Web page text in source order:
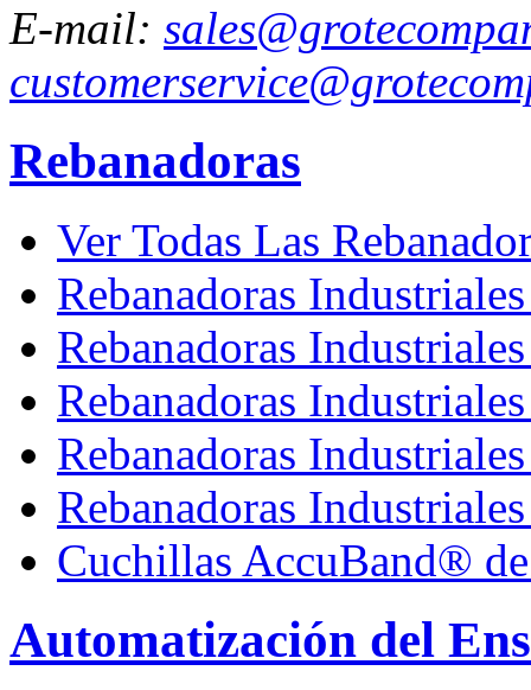
E-mail:
Rebanadoras
Ver Todas Las
Rebanadoras
Rebanadoras
Rebanadoras
Rebanadoras
Rebanadoras
Cuchillas AccuBand®
Automatización del